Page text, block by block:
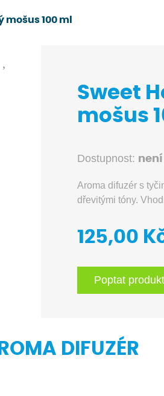
100 ml
Sweet
mošus
Dostupnost:
Aroma difuzér s
dřevitými tóny.
125,00
Poptat produkt
DIFUZÉR